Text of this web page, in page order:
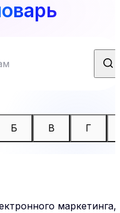
Б В Г
маркетинга,